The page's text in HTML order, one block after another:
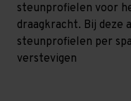
steunprofielen voor
draagkracht. Bij deze
steunprofielen per
verstevigen